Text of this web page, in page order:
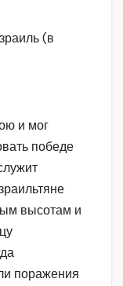
(в
и мог
победе
высотам и
поражения